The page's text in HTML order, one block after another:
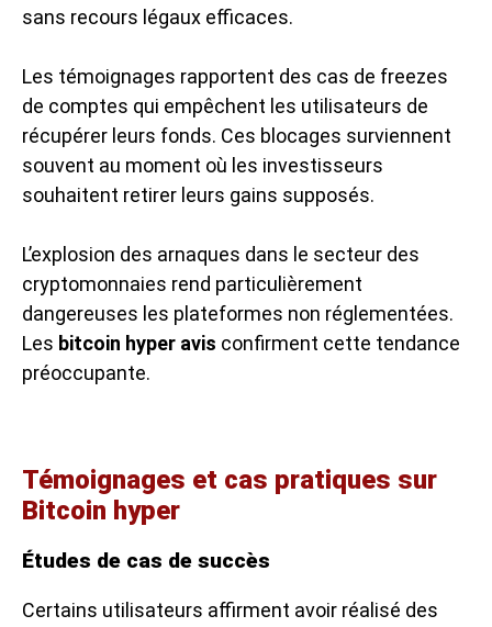
sans recours légaux efficaces.
Les témoignages rapportent des cas de freezes
de comptes qui empêchent les utilisateurs de
récupérer leurs fonds. Ces blocages surviennent
souvent au moment où les investisseurs
souhaitent retirer leurs gains supposés.
L’explosion des arnaques dans le secteur des
cryptomonnaies rend particulièrement
dangereuses les plateformes non réglementées.
Les bitcoin hyper avis confirment cette tendance
préoccupante.
Témoignages et cas pratiques sur
Bitcoin hyper
Études de cas de succès
Certains utilisateurs affirment avoir réalisé des